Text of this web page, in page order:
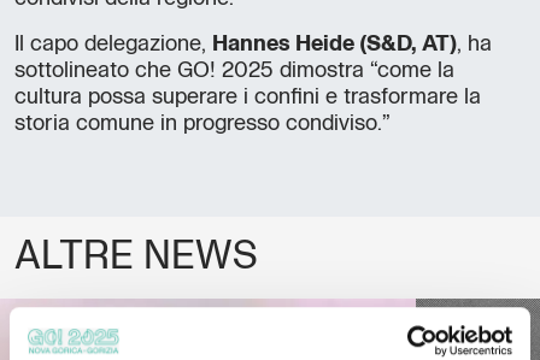
Il capo delegazione, Hannes Heide (S&D, AT), ha
sottolineato che GO! 2025 dimostra “come la
cultura possa superare i confini e trasformare la
storia comune in progresso condiviso.”
ALTRE NEWS